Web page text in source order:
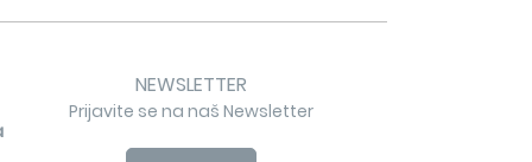
NEWSLETTER
Prijavite se na naš Newsletter